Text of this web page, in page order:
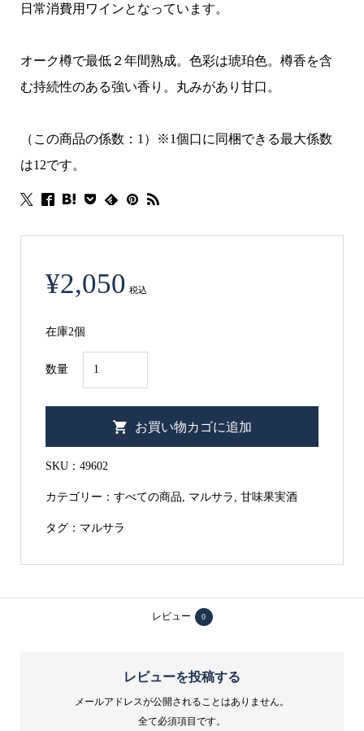
日常消費用ワインとなっています。
オーク樽で最低２年間熟成。色彩は琥珀色。樽香を含
む持続性のある強い香り。丸みがあり甘口。
（この商品の係数：1）※1個口に同梱できる最大係数
は12です。
¥2,050 税込
在庫2個
数量
レ
ノ
サ
オ
お買い物カゴに追加
SKU： 49602
カテゴリー： すべての商品 マルサラ 甘味果実酒
タグ： マルサラ
レビュー 0
レビューを投稿する
メールアドレスが公開されることはありません。
全て必須項目です。